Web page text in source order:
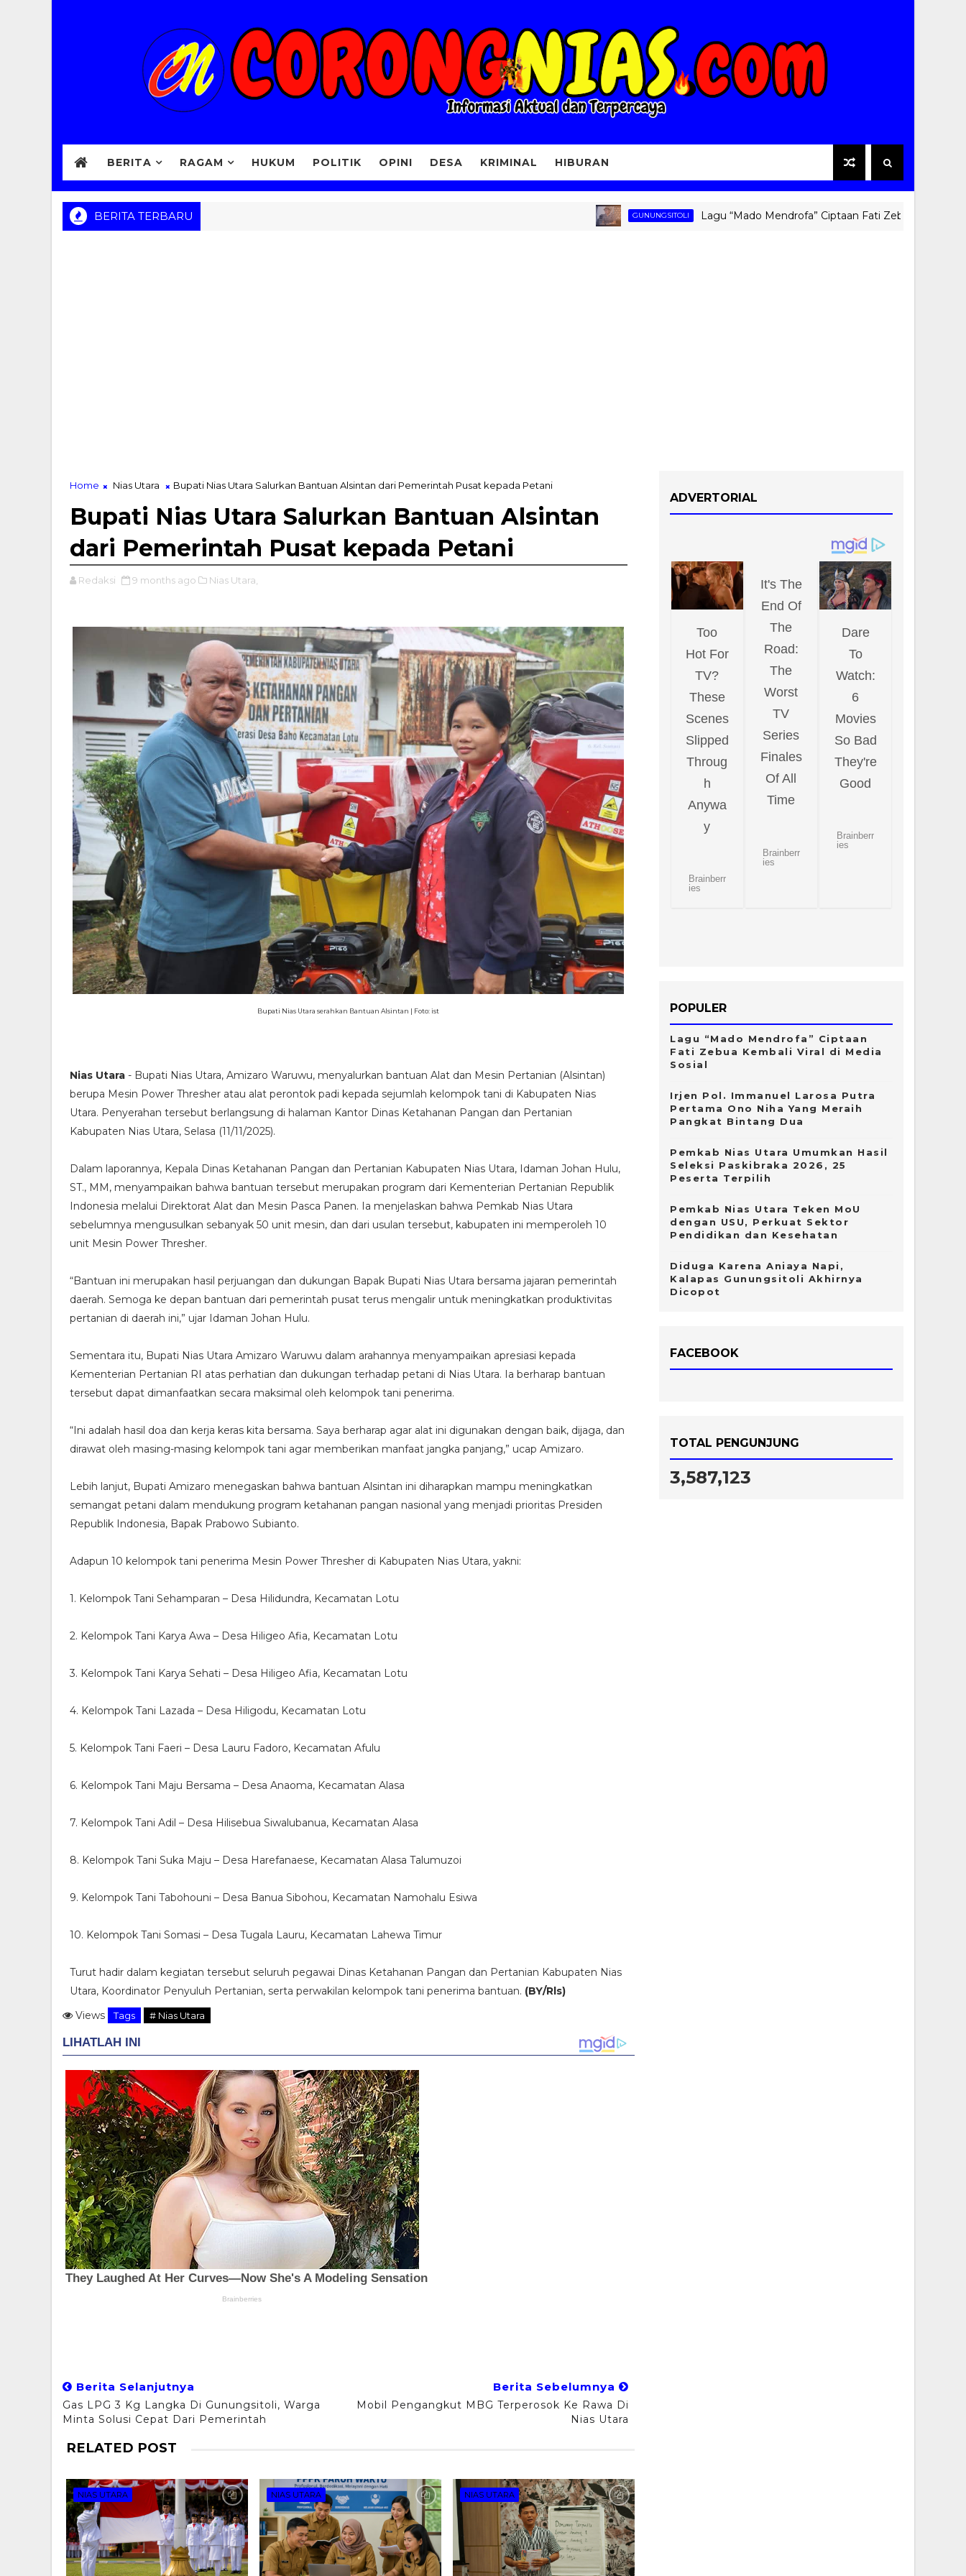
BERITA RAGAM HUKUM POLITIK OPINI DESA KRIMINAL HIBURAN
BERITA TERBARU GUNUNGSITOLI Lagu “Mado Mendrofa” Ciptaan Fati Zebua Kembali Viral di
Home Nias Utara Bupati Nias Utara Salurkan Bantuan Alsintan dari Pemerintah Pusat kepada Petani
Bupati Nias Utara Salurkan Bantuan Alsintan
dari Pemerintah Pusat kepada Petani
Redaksi 9 months ago Nias Utara,
Bupati Nias Utara serahkan Bantuan Alsintan | Foto: ist
Nias Utara - Bupati Nias Utara, Amizaro Waruwu, menyalurkan bantuan Alat dan Mesin Pertanian (Alsintan)
berupa Mesin Power Thresher atau alat perontok padi kepada sejumlah kelompok tani di Kabupaten Nias
Utara. Penyerahan tersebut berlangsung di halaman Kantor Dinas Ketahanan Pangan dan Pertanian
Kabupaten Nias Utara, Selasa (11/11/2025).
Dalam laporannya, Kepala Dinas Ketahanan Pangan dan Pertanian Kabupaten Nias Utara, Idaman Johan Hulu,
ST., MM, menyampaikan bahwa bantuan tersebut merupakan program dari Kementerian Pertanian Republik
Indonesia melalui Direktorat Alat dan Mesin Pasca Panen. Ia menjelaskan bahwa Pemkab Nias Utara
sebelumnya mengusulkan sebanyak 50 unit mesin, dan dari usulan tersebut, kabupaten ini memperoleh 10
unit Mesin Power Thresher.
“Bantuan ini merupakan hasil perjuangan dan dukungan Bapak Bupati Nias Utara bersama jajaran pemerintah
daerah. Semoga ke depan bantuan dari pemerintah pusat terus mengalir untuk meningkatkan produktivitas
pertanian di daerah ini,” ujar Idaman Johan Hulu.
Sementara itu, Bupati Nias Utara Amizaro Waruwu dalam arahannya menyampaikan apresiasi kepada
Kementerian Pertanian RI atas perhatian dan dukungan terhadap petani di Nias Utara. Ia berharap bantuan
tersebut dapat dimanfaatkan secara maksimal oleh kelompok tani penerima.
“Ini adalah hasil doa dan kerja keras kita bersama. Saya berharap agar alat ini digunakan dengan baik, dijaga, dan
dirawat oleh masing-masing kelompok tani agar memberikan manfaat jangka panjang,” ucap Amizaro.
Lebih lanjut, Bupati Amizaro menegaskan bahwa bantuan Alsintan ini diharapkan mampu meningkatkan
semangat petani dalam mendukung program ketahanan pangan nasional yang menjadi prioritas Presiden
Republik Indonesia, Bapak Prabowo Subianto.
Adapun 10 kelompok tani penerima Mesin Power Thresher di Kabupaten Nias Utara, yakni:
1. Kelompok Tani Sehamparan – Desa Hilidundra, Kecamatan Lotu
2. Kelompok Tani Karya Awa – Desa Hiligeo Afia, Kecamatan Lotu
3. Kelompok Tani Karya Sehati – Desa Hiligeo Afia, Kecamatan Lotu
4. Kelompok Tani Lazada – Desa Hiligodu, Kecamatan Lotu
5. Kelompok Tani Faeri – Desa Lauru Fadoro, Kecamatan Afulu
6. Kelompok Tani Maju Bersama – Desa Anaoma, Kecamatan Alasa
7. Kelompok Tani Adil – Desa Hilisebua Siwalubanua, Kecamatan Alasa
8. Kelompok Tani Suka Maju – Desa Harefanaese, Kecamatan Alasa Talumuzoi
9. Kelompok Tani Tabohouni – Desa Banua Sibohou, Kecamatan Namohalu Esiwa
10. Kelompok Tani Somasi – Desa Tugala Lauru, Kecamatan Lahewa Timur
Turut hadir dalam kegiatan tersebut seluruh pegawai Dinas Ketahanan Pangan dan Pertanian Kabupaten Nias
Utara, Koordinator Penyuluh Pertanian, serta perwakilan kelompok tani penerima bantuan. (BY/Rls)
Views
Tags # Nias Utara
Berita Selanjutnya
Gas LPG 3 Kg Langka Di Gunungsitoli, Warga
Minta Solusi Cepat Dari Pemerintah
Berita Sebelumnya
Mobil Pengangkut MBG Terperosok Ke Rawa Di
Nias Utara
RELATED POST
NIAS UTARA NIAS UTARA NIAS UTARA
ADVERTORIAL
POPULER
Lagu “Mado Mendrofa” Ciptaan
Fati Zebua Kembali Viral di Media
Sosial
Irjen Pol. Immanuel Larosa Putra
Pertama Ono Niha Yang Meraih
Pangkat Bintang Dua
Pemkab Nias Utara Umumkan Hasil
Seleksi Paskibraka 2026, 25
Peserta Terpilih
Pemkab Nias Utara Teken MoU
dengan USU, Perkuat Sektor
Pendidikan dan Kesehatan
Diduga Karena Aniaya Napi,
Kalapas Gunungsitoli Akhirnya
Dicopot
FACEBOOK
TOTAL PENGUNJUNG
3,587,123